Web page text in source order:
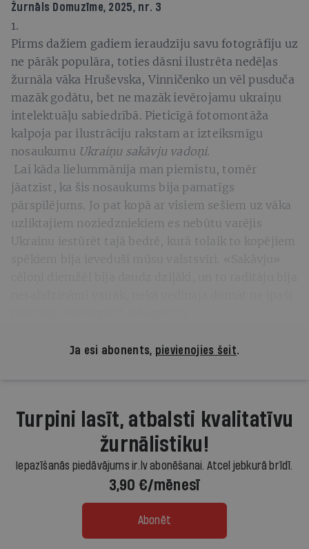
Žurnāls Domuzīme, 2025, nr. 3
1.
Pirms dažiem gadiem ieraudzīju savu fotogrāfiju uz
ne pārāk populāra, toties dāsni ilustrēta nedēļas
žurnāla vāka Hruševska, Vinničenko un vēl pusduča
mazāk godātu, bet ne mazāk ievērojamu ukraiņu
intelektuāļu sabiedrībā. Pieticīgā fotomontāža
kalpoja par ilustrāciju rakstam ar izteiksmīgu
nosaukumu Ukraiņu sakāvju vadoņi.
Lai kāda lielummānija man piemistu, tomēr
jāatzīst, ka šis nosaukums bija pamatīgs
pārspīlējums. Jo pat kopā ar visiem sešiem uz vāka
uzliktajiem noziedzniekiem es nebūtu varējis
Ukrainu iestūrēt tajā bedrē, kurā tolaik to kopējiem
Ja esi abonents, pievienojies šeit.
Turpini lasīt, atbalsti kvalitatīvu
žurnālistiku!
Iepazīšanās piedāvājums ir.lv abonēšanai. Atcel jebkurā brīdī.
3,90 €/mēnesī
Abonēt